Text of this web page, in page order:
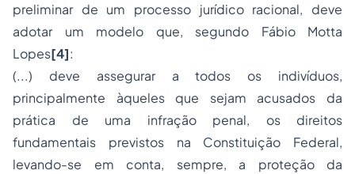
preliminar de um processo jurídico racional, deve
adotar um modelo que, segundo Fábio Motta
Lopes[4]:
(...) deve assegurar a todos os indivíduos,
principalmente àqueles que sejam acusados da
prática de uma infração penal, os direitos
fundamentais previstos na Constituição Federal,
levando-se em conta, sempre, a proteção da